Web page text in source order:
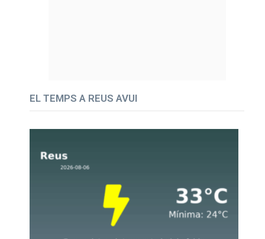
EL TEMPS A REUS AVUI